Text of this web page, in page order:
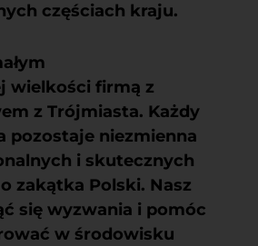
częściach kraju.
wielkości firmą z
z Trójmiasta. Każdy
pozostaje niezmienna
i skutecznych
zakątka Polski. Nasz
się wyzwania i pomóc
w środowisku